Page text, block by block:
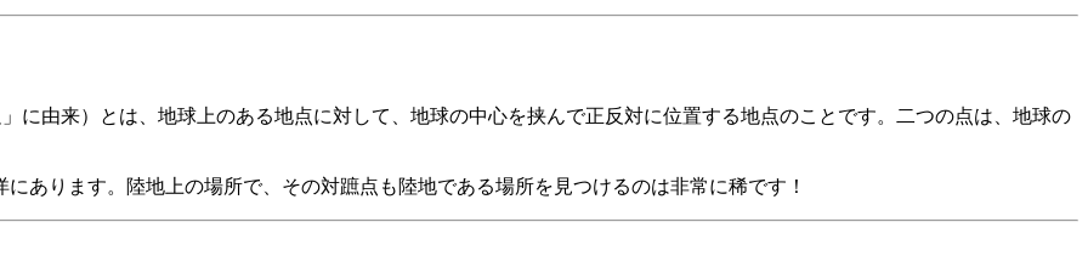
に由来）とは、地球上のある地点に対して、地球の中心を挟んで正反対に位置する地点のことです。二つの点は、地球の
あります。陸地上の場所で、その対蹠点も陸地である場所を見つけるのは非常に稀です！